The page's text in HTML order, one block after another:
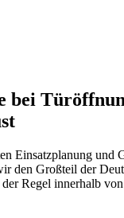
bei
Einsatzplanung und
den Großteil der
Regel innerhalb